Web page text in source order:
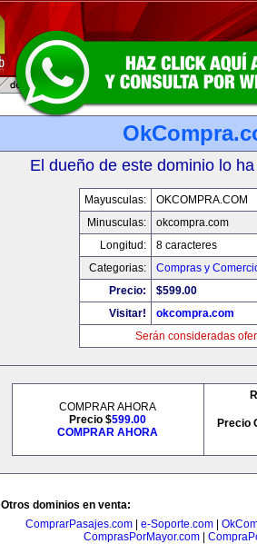
El dueño de este dominio lo
Mayusculas:
OKCOMPRA.COM
Minusculas:
okcompra.com
Longitud:
8 caracteres
Categorias:
Compras y
Precio:
$599.00
Visitar!
okcompra.com
Serán consideradas
COMPRAR AHORA
Precio $599.00
COMPRAR AHORA
Precio
Otros dominios en venta:
ComprarPasajes.com
e-Soporte.com
ComprasPorMayor.com|